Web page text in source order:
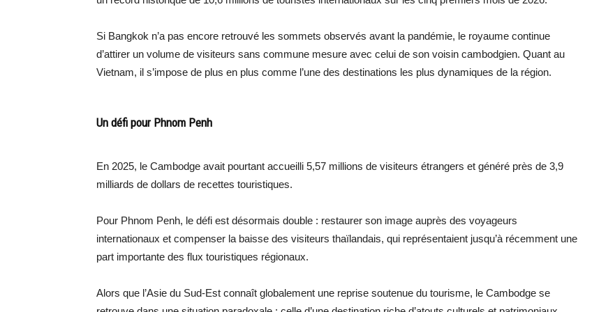
Si Bangkok n’a pas encore retrouvé les sommets observés avant la pandémie, le royaume continue
d’attirer un volume de visiteurs sans commune mesure avec celui de son voisin cambodgien. Quant au
Vietnam, il s’impose de plus en plus comme l’une des destinations les plus dynamiques de la région.
Un défi pour Phnom Penh
En 2025, le Cambodge avait pourtant accueilli 5,57 millions de visiteurs étrangers et généré près de 3,9
milliards de dollars de recettes touristiques.
Pour Phnom Penh, le défi est désormais double : restaurer son image auprès des voyageurs
internationaux et compenser la baisse des visiteurs thaïlandais, qui représentaient jusqu’à récemment une
part importante des flux touristiques régionaux.
Alors que l’Asie du Sud-Est connaît globalement une reprise soutenue du tourisme, le Cambodge se